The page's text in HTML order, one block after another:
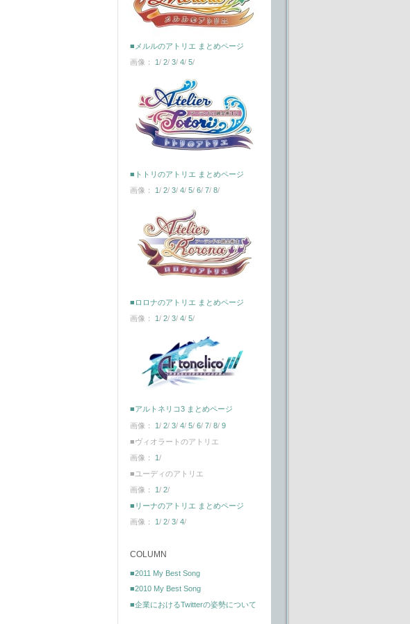
■メルルのアトリエ まとめページ
画像： 1/ 2/ 3/ 4/ 5/
■トトリのアトリエ まとめページ
画像： 1/ 2/ 3/ 4/ 5/ 6/ 7/ 8/
■ロロナのアトリエ まとめページ
画像： 1 / 2/ 3/ 4/ 5/
■アルトネリコ3 まとめページ
画像： 1/ 2/ 3/ 4/ 5/ 6/ 7/ 8/ 9
■ヴィオラートのアトリエ
画像： 1/
■ユーディのアトリエ
画像： 1/ 2/
■リーナのアトリエ まとめページ
画像： 1/ 2/ 3/ 4/
COLUMN
■2011 My Best Song
■2010 My Best Song
■企業におけるTwitterの姿勢について